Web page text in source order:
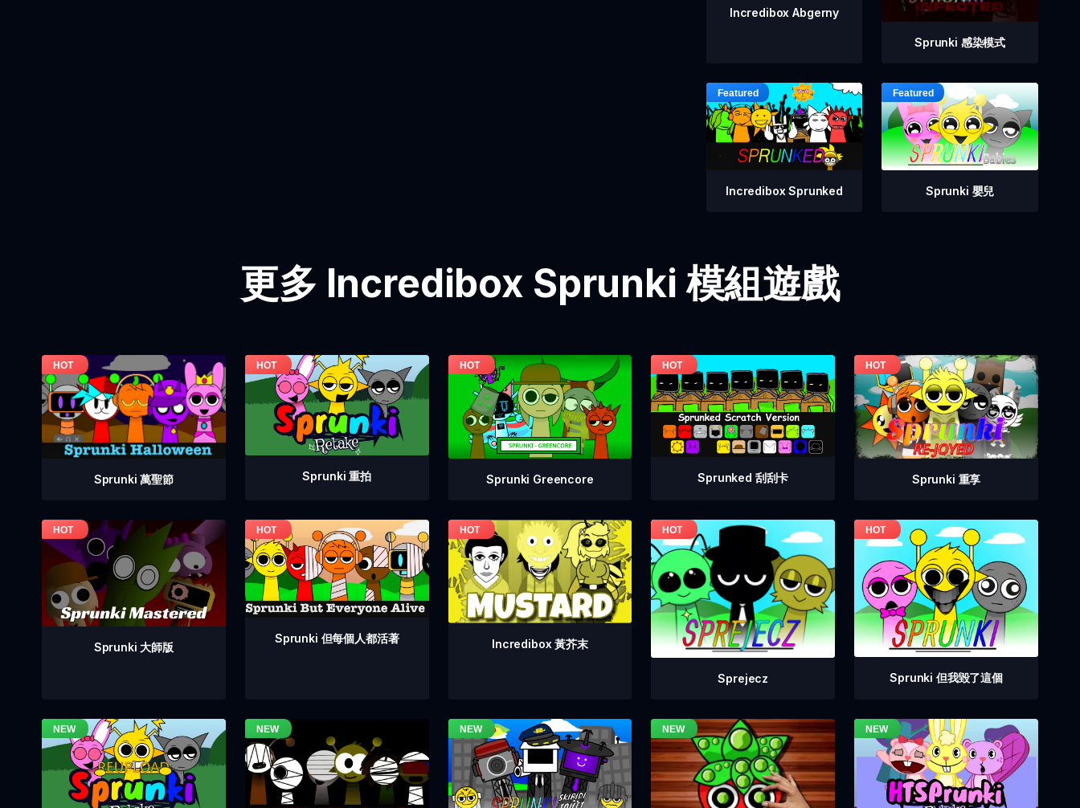
Incredibox Abgerny
Sprunki 感染模式
Incredibox Sprunked Sprunki 嬰兒
更多 Incredibox Sprunki 模組遊戲
Sprunki 萬聖節 Sprunki 重拍 Sprunki Greencore Sprunked 刮刮卡 Sprunki 重享
Sprunki 大師版
Sprunki 但每個人都活著 Incredibox 黃芥末
Sprejecz Sprunki 但我毀了這個